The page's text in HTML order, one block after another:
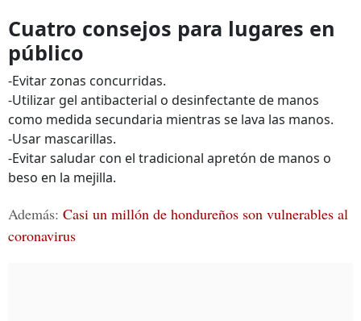
Cuatro consejos para lugares en
público
-Evitar zonas concurridas.
-Utilizar gel antibacterial o desinfectante de manos
como medida secundaria mientras se lava las manos.
-Usar mascarillas.
-Evitar saludar con el tradicional apretón de manos o
beso en la mejilla.
Además: Casi un millón de hondureños son vulnerables al
coronavirus